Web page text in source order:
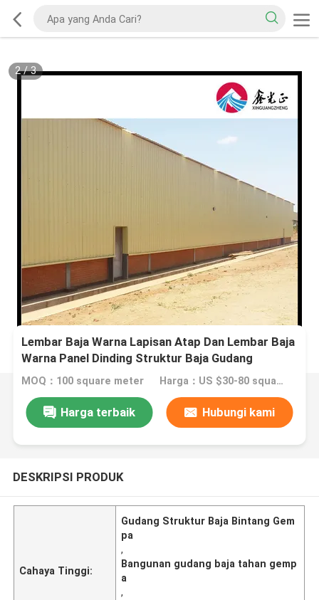
2/3
Lembar Baja Warna Lapisan Atap Dan Lembar Baja
Warna Panel Dinding Struktur Baja Gudang
Buktinya Gempa Kelas 7-9
MOQ：100 square meter Harga：US $30-80 square meter
Harga terbaik Hubungi kami
DESKRIPSI PRODUK
Cahaya Tinggi:
Gudang Struktur Baja Bintang Gem
pa
,
Bangunan gudang baja tahan gemp
a
,